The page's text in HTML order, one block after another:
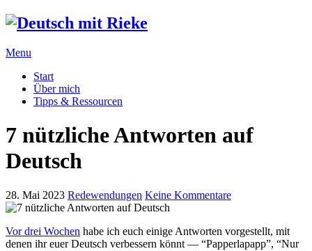
Menu
Start
Über mich
Tipps & Ressourcen
7 nützliche Antworten auf
Deutsch
28. Mai 2023 Redewendungen Keine Kommentare
Vor drei Wochen habe ich euch einige Antworten vorgestellt, mit
denen ihr euer Deutsch verbessern könnt — “Papperlapapp”, “Nur